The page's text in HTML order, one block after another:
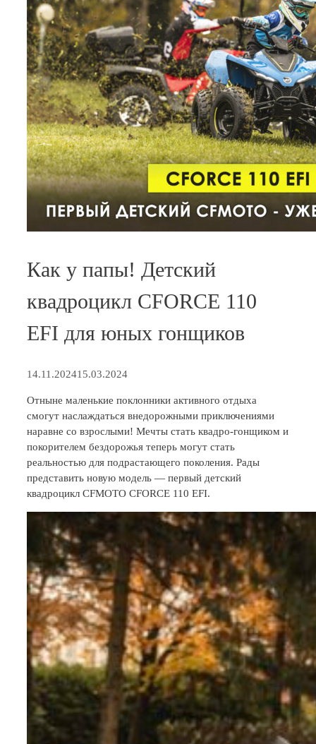
Как у папы! Детский
квадроцикл CFORCE 110
EFI для юных гонщиков
14.11.202415.03.2024
Отныне маленькие поклонники активного отдыха
смогут наслаждаться внедорожными приключениями
наравне со взрослыми! Мечты стать квадро-гонщиком и
покорителем бездорожья теперь могут стать
реальностью для подрастающего поколения. Рады
представить новую модель — первый детский
квадроцикл CFMOTO CFORCE 110 EFI.